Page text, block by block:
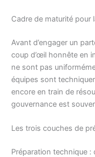
Cadre de maturité pour
Avant d’engager un
coup d’œil honnête en
ne sont pas
équipes sont
encore en train de
gouvernance est
Les trois couches de
Préparation technique